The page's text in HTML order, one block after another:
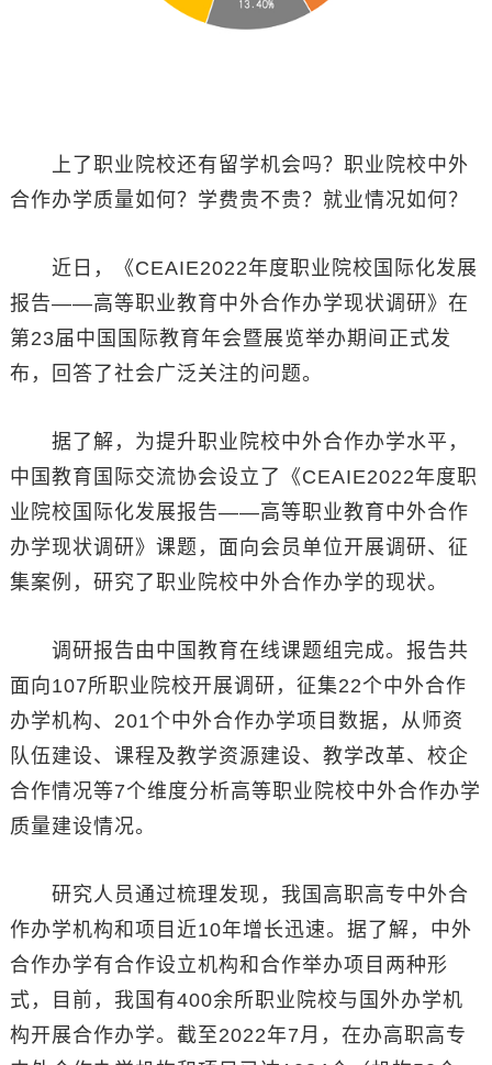
上了职业院校还有留学机会吗？职业院校中外
合作办学质量如何？学费贵不贵？就业情况如何？
近日，《CEAIE2022年度职业院校国际化发展
报告——高等职业教育中外合作办学现状调研》在
第23届中国国际教育年会暨展览举办期间正式发
布，回答了社会广泛关注的问题。
据了解，为提升职业院校中外合作办学水平，
中国教育国际交流协会设立了《CEAIE2022年度职
业院校国际化发展报告——高等职业教育中外合作
办学现状调研》课题，面向会员单位开展调研、征
集案例，研究了职业院校中外合作办学的现状。
调研报告由中国教育在线课题组完成。报告共
面向107所职业院校开展调研，征集22个中外合作
办学机构、201个中外合作办学项目数据，从师资
队伍建设、课程及教学资源建设、教学改革、校企
合作情况等7个维度分析高等职业院校中外合作办学
质量建设情况。
研究人员通过梳理发现，我国高职高专中外合
作办学机构和项目近10年增长迅速。据了解，中外
合作办学有合作设立机构和合作举办项目两种形
式，目前，我国有400余所职业院校与国外办学机
构开展合作办学。截至2022年7月，在办高职高专